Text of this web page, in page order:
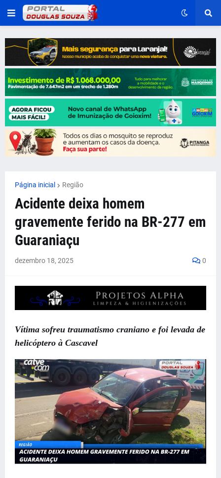
Página inicial Região
Acidente deixa homem
gravemente ferido na BR-277 em
Guaraniaçu
dezembro 18, 2025 0
Vítima sofreu traumatismo craniano e foi levada de
helicóptero à Cascavel